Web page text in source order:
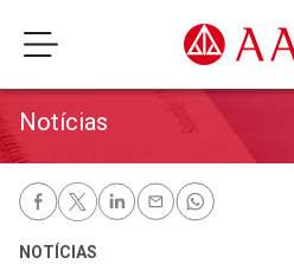
Notícias
NOTÍCIAS